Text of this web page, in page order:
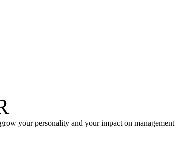
your personality and your impact on management